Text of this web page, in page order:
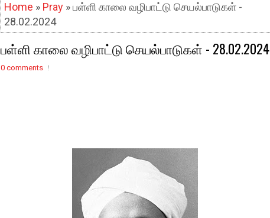
Home » Pray » பள்ளி காலை வழிபாட்டு செயல்பாடுகள் -
28.02.2024
பள்ளி காலை வழிபாட்டு செயல்பாடுகள் - 28.02.2024
0 comments